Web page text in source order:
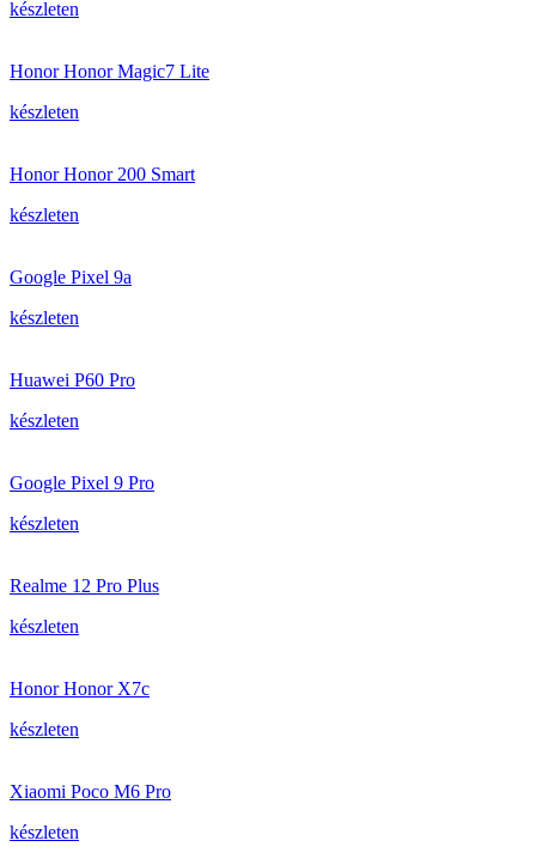
készleten
Honor Honor Magic7 Lite
készleten
Honor Honor 200 Smart
készleten
Google Pixel 9a
készleten
Huawei P60 Pro
készleten
Google Pixel 9 Pro
készleten
Realme 12 Pro Plus
készleten
Honor Honor X7c
készleten
Xiaomi Poco M6 Pro
készleten